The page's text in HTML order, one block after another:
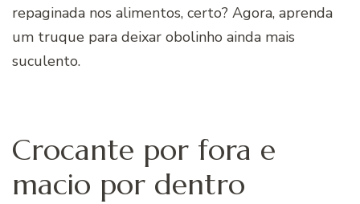
repaginada nos alimentos, certo? Agora, aprenda
um truque para deixar obolinho ainda mais
suculento.
Crocante por fora e
macio por dentro